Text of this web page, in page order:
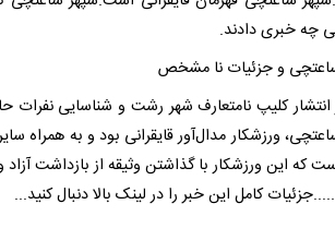
چه خبری دادند.
و جزئیات نا مشخص
کلیپ نامتعارف شهر رشت و شناسایی نفرات
ورزشکار مدال‌آور قایقرانی بود و به همراه
که این ورزشکار با گذاشتن وثیقه از بازداشت
کامل این خبر را در لینک بالا دنبال کنید...